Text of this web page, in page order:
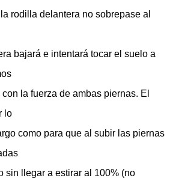
rodilla delantera no sobrepase al
bajará e intentará tocar el suelo a
la fuerza de ambas piernas. El
lo
como para que al subir las piernas
sin llegar a estirar al 100% (no